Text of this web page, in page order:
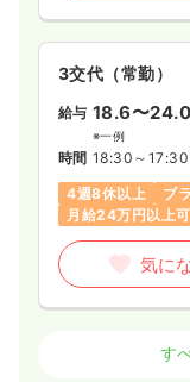
3交代（常勤）
給与 18.6〜
※一例
時間 18:30～17:30
4週8休以上
ブ
月給24万円以上可
気に
す